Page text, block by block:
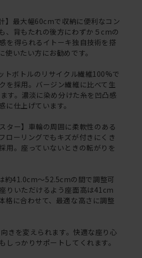
】最大幅60cmで収納に便利なコン
、背もたれの後方にわずか５cmの
を得られるイトーキ独自技術を搭
いたい方にお勧めです。
トボトルのリサイクル繊維100%で
を採用。バージン繊維に比べて生
す。濃淡に染め分けた糸を凹凸感
仕上げています。
ター】車輪の周囲に柔軟性のある
ローリングでもキズが付きにくき
用。座っていないときの転がりを
約41.0cm～52.5cmの間で調整可
りいただけるよう座面高は41cm
格に合わせて、最適な高さに調整
きを変えられます。快適な座り心
っかりサポートしてくれます。